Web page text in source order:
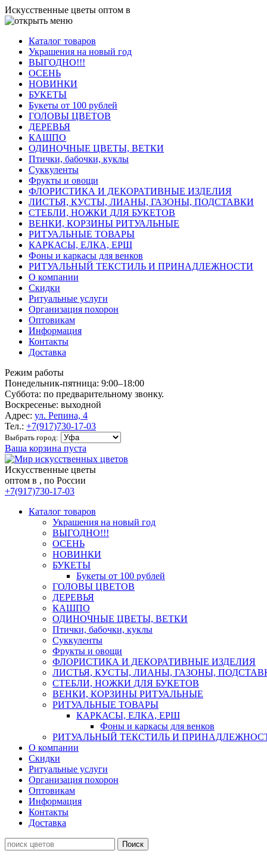
Искусственные цветы оптом в
Каталог товаров
Украшения на новый год
ВЫГОДНО!!!
ОСЕНЬ
НОВИНКИ
БУКЕТЫ
Букеты от 100 рублей
ГОЛОВЫ ЦВЕТОВ
ДЕРЕВЬЯ
КАШПО
ОДИНОЧНЫЕ ЦВЕТЫ, ВЕТКИ
Птички, бабочки, куклы
Суккуленты
Фрукты и овощи
ФЛОРИСТИКА И ДЕКОРАТИВНЫЕ ИЗДЕЛИЯ
ЛИСТЬЯ, КУСТЫ, ЛИАНЫ, ГАЗОНЫ, ПОДСТАВКИ
СТЕБЛИ, НОЖКИ ДЛЯ БУКЕТОВ
ВЕНКИ, КОРЗИНЫ РИТУАЛЬНЫЕ
РИТУАЛЬНЫЕ ТОВАРЫ
КАРКАСЫ, ЕЛКА, ЕРШ
Фоны и каркасы для венков
РИТУАЛЬНЫЙ ТЕКСТИЛЬ И ПРИНАДЛЕЖНОСТИ
О компании
Скидки
Ритуальные услуги
Организация похорон
Оптовикам
Информация
Контакты
Доставка
Режим работы
Понедельник-пятница: 9:00–18:00
Суббота: по предварительному звонку.
Воскресенье: выходной
Адрес: ул. Репина, 4
Тел.: +7(917)730-17-03
Выбрать город:
Ваша корзина пуста
Искусственные цветы
оптом в , по России
+7(917)730-17-03
Каталог товаров
Украшения на новый год
ВЫГОДНО!!!
ОСЕНЬ
НОВИНКИ
БУКЕТЫ
Букеты от 100 рублей
ГОЛОВЫ ЦВЕТОВ
ДЕРЕВЬЯ
КАШПО
ОДИНОЧНЫЕ ЦВЕТЫ, ВЕТКИ
Птички, бабочки, куклы
Суккуленты
Фрукты и овощи
ФЛОРИСТИКА И ДЕКОРАТИВНЫЕ ИЗДЕЛИЯ
ЛИСТЬЯ, КУСТЫ, ЛИАНЫ, ГАЗОНЫ,
СТЕБЛИ, НОЖКИ ДЛЯ БУКЕТОВ
ВЕНКИ, КОРЗИНЫ РИТУАЛЬНЫЕ
РИТУАЛЬНЫЕ ТОВАРЫ
КАРКАСЫ, ЕЛКА, ЕРШ
Фоны и каркасы для венков
РИТУАЛЬНЫЙ ТЕКСТИЛЬ И
О компании
Скидки
Ритуальные услуги
Организация похорон
Оптовикам
Информация
Контакты
Доставка